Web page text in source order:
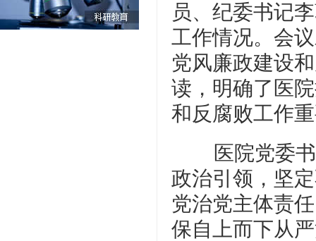
员、纪委书记
工作情况。会
党风廉政建设
读，明确了医
和反腐败工作
医院党委书
政治引领，坚
党治党主体责
保自上而下从